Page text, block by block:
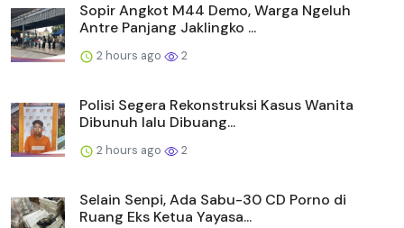
Sopir Angkot M44 Demo, Warga Ngeluh
Antre Panjang Jaklingko ...
2 hours ago 2
Polisi Segera Rekonstruksi Kasus Wanita
Dibunuh lalu Dibuang...
2 hours ago 2
Selain Senpi, Ada Sabu-30 CD Porno di
Ruang Eks Ketua Yayasa...